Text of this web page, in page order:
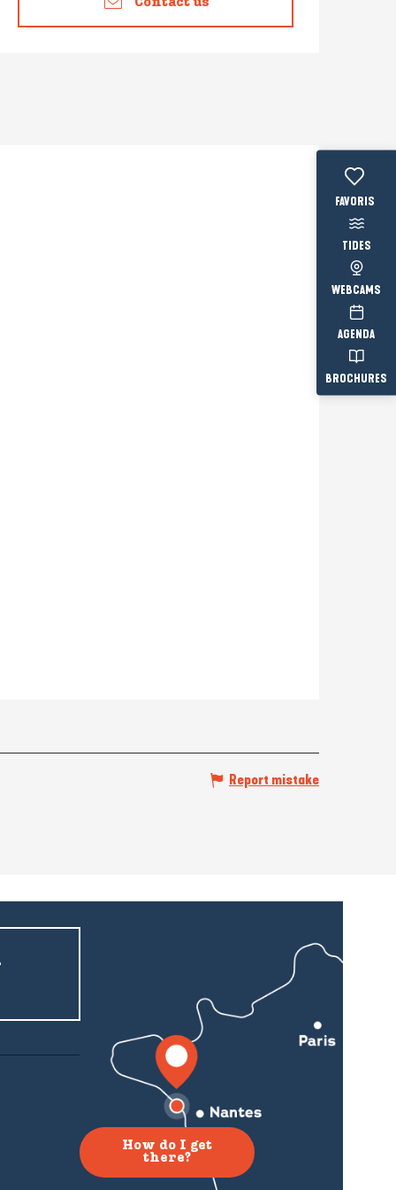
Voir les
TIDES
WEBCAMS
AGENDA
BROCHURES
Contact us
Report mistake
How do I get
there?